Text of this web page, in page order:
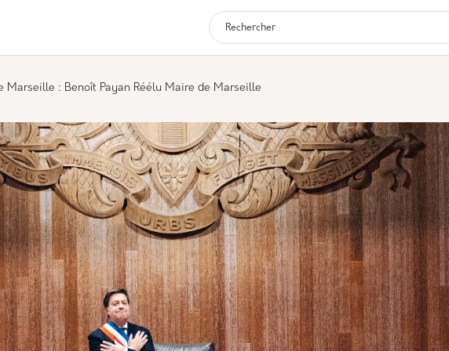
Navigation principale
Marseille : Benoît Payan Réélu Maire de Marseille